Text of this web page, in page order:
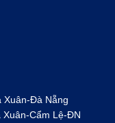
Xuân-Đà Nẵng
Xuân-Cẩm Lệ-ĐN